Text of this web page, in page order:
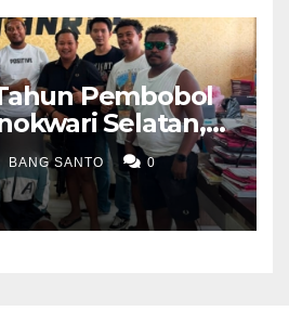
Pembobol
Selatan,
Tim
Papua Barat
BANG SANTO 0